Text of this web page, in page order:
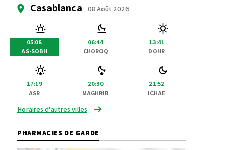
Casablanca 08 Août 2026
05:08
AS-SOBH
06:44
CHOROQ
13:41
DOHR
17:19
ASR
20:30
MAGHRIB
21:52
ICHAE
Horaires d'autres villes
PHARMACIES DE GARDE